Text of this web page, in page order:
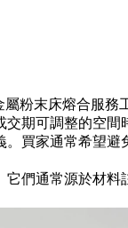
屬粉末床熔合服務
期可調整的空間
買家通常希望
們通常源於材